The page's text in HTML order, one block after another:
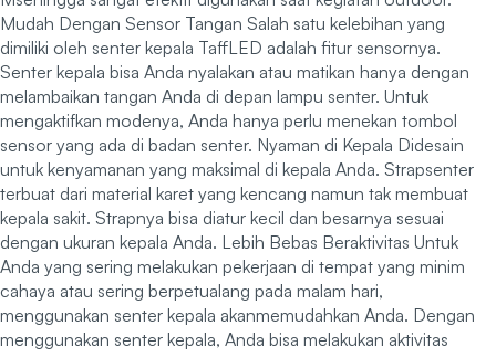
Mudah Dengan Sensor Tangan Salah satu kelebihan yang
dimiliki oleh senter kepala TaffLED adalah fitur sensornya.
Senter kepala bisa Anda nyalakan atau matikan hanya dengan
melambaikan tangan Anda di depan lampu senter. Untuk
mengaktifkan modenya, Anda hanya perlu menekan tombol
sensor yang ada di badan senter. Nyaman di Kepala Didesain
untuk kenyamanan yang maksimal di kepala Anda. Strapsenter
terbuat dari material karet yang kencang namun tak membuat
kepala sakit. Strapnya bisa diatur kecil dan besarnya sesuai
dengan ukuran kepala Anda. Lebih Bebas Beraktivitas Untuk
Anda yang sering melakukan pekerjaan di tempat yang minim
cahaya atau sering berpetualang pada malam hari,
menggunakan senter kepala akanmemudahkan Anda. Dengan
menggunakan senter kepala, Anda bisa melakukan aktivitas